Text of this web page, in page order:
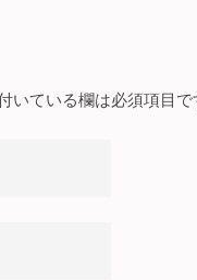
いている欄は必須項目で